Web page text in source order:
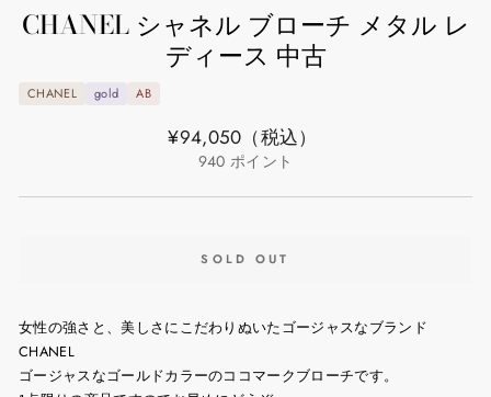
CHANEL シャネル ブローチ メタル レ
ディース 中古
CHANEL gold AB
通
¥94,050 （税込）
940 ポイント
SOLD OUT
女性の強さと、美しさにこだわりぬいたゴージャスなブランド
CHANEL
ゴージャスなゴールドカラーのココマークブローチです。